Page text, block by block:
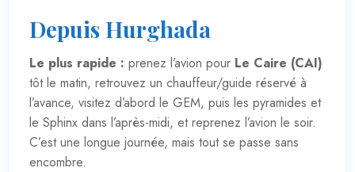
Depuis Hurghada
Le plus rapide : prenez l’avion pour Le Caire (CAI)
tôt le matin, retrouvez un chauffeur/guide réservé à
l’avance, visitez d’abord le GEM, puis les pyramides et
le Sphinx dans l’après-midi, et reprenez l’avion le soir.
C’est une longue journée, mais tout se passe sans
encombre.